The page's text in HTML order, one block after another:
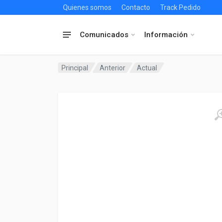
Quienes somos Contacto Track Pedido
Comunicados Información
Principal Anterior Actual